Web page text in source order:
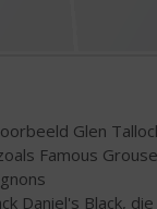
Glen
Famous
Daniel's Black,